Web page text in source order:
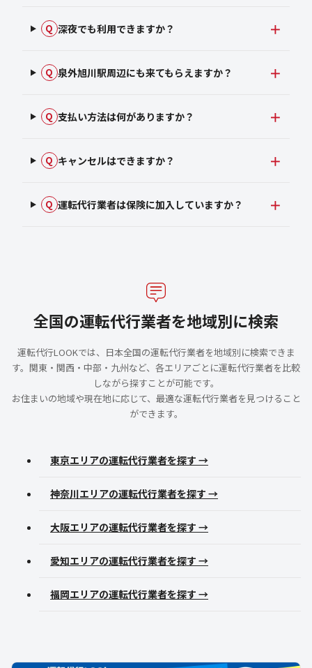
Q 深夜でも利用できますか？
Q 泉外旭川駅周辺にも来てもらえますか？
Q 支払い方法は何がありますか？
Q キャンセルはできますか？
Q 運転代行業者は保険に加入していますか？
全国の運転代行業者を地域別に検索
運転代行LOOKでは、日本全国の運転代行業者を地域別に検索できま
す。関東・関西・中部・九州など、各エリアごとに運転代行業者を比較
しながら探すことが可能です。
お住まいの地域や現在地に応じて、最適な運転代行業者を見つけること
ができます。
東京エリアの運転代行業者を探す →
神奈川エリアの運転代行業者を探す →
大阪エリアの運転代行業者を探す →
愛知エリアの運転代行業者を探す →
福岡エリアの運転代行業者を探す →